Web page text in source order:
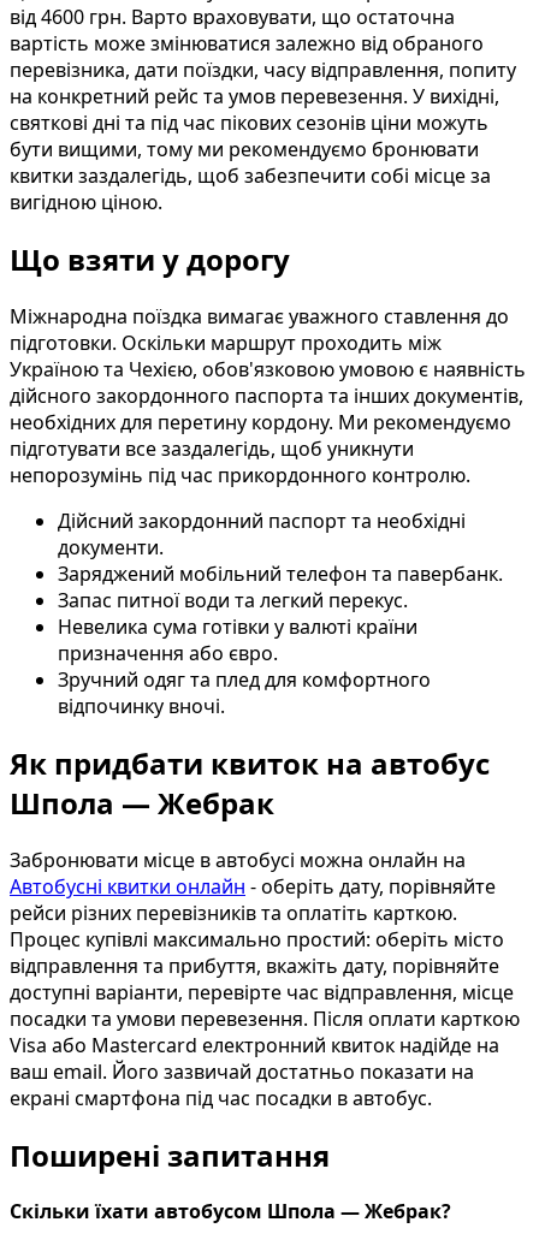
від 4600 грн. Варто враховувати, що остаточна
вартість може змінюватися залежно від обраного
перевізника, дати поїздки, часу відправлення, попиту
на конкретний рейс та умов перевезення. У вихідні,
святкові дні та під час пікових сезонів ціни можуть
бути вищими, тому ми рекомендуємо бронювати
квитки заздалегідь, щоб забезпечити собі місце за
вигідною ціною.
Що взяти у дорогу
Міжнародна поїздка вимагає уважного ставлення до
підготовки. Оскільки маршрут проходить між
Україною та Чехією, обов'язковою умовою є наявність
дійсного закордонного паспорта та інших документів,
необхідних для перетину кордону. Ми рекомендуємо
підготувати все заздалегідь, щоб уникнути
непорозумінь під час прикордонного контролю.
Дійсний закордонний паспорт та необхідні
документи.
Заряджений мобільний телефон та павербанк.
Запас питної води та легкий перекус.
Невелика сума готівки у валюті країни
призначення або євро.
Зручний одяг та плед для комфортного
відпочинку вночі.
Як придбати квиток на автобус
Шпола — Жебрак
Забронювати місце в автобусі можна онлайн на
Автобусні квитки онлайн - оберіть дату, порівняйте
рейси різних перевізників та оплатіть карткою.
Процес купівлі максимально простий: оберіть місто
відправлення та прибуття, вкажіть дату, порівняйте
доступні варіанти, перевірте час відправлення, місце
посадки та умови перевезення. Після оплати карткою
Visa або Mastercard електронний квиток надійде на
ваш email. Його зазвичай достатньо показати на
екрані смартфона під час посадки в автобус.
Поширені запитання
Скільки їхати автобусом Шпола — Жебрак?